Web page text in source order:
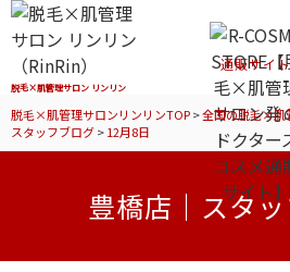
脱毛×肌管理サロン リンリン
通販サイト
脱毛×肌管理サロンリンリンTOP>全国の脱毛×肌
スタッフブログ>12月8日
豊橋店｜スタ